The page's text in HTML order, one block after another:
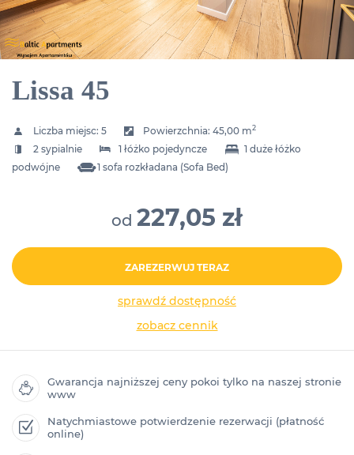
Lissa 45
Liczba miejsc: 5 Powierzchnia:45,00 m2
2 sypialnie 1 łóżko pojedyncze
1 duże łóżko
podwójne
1 sofa rozkładana (Sofa Bed)
od 227,05 zł
ZAREZERWUJ TERAZ
sprawdź dostępność
zobacz cennik
Gwarancja najniższej ceny pokoi tylko na naszej stronie
www
Natychmiastowe potwierdzenie rezerwacji (płatność
online)